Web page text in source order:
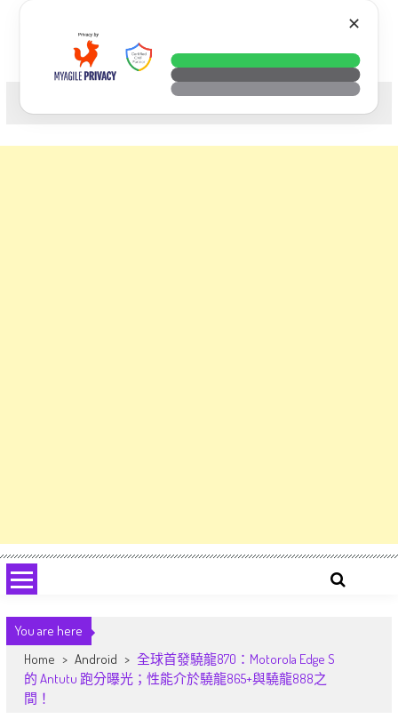
科技. 生活. 攝影.
You are here
Home > Android > 全球首發驍龍870：Motorola Edge S
的 Antutu 跑分曝光；性能介於驍龍865+與驍龍888之
間！
✕